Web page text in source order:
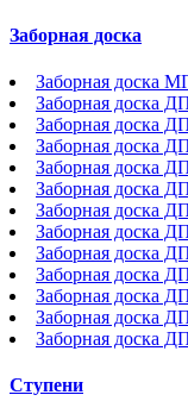
Заборная доска
Заборная доска
Заборная доска
Заборная доска
Заборная доска
Заборная доска
Заборная доска
Заборная доска
Заборная доска
Заборная доска
Заборная доска
Заборная доска
Заборная доска
Заборная доска
Ступени